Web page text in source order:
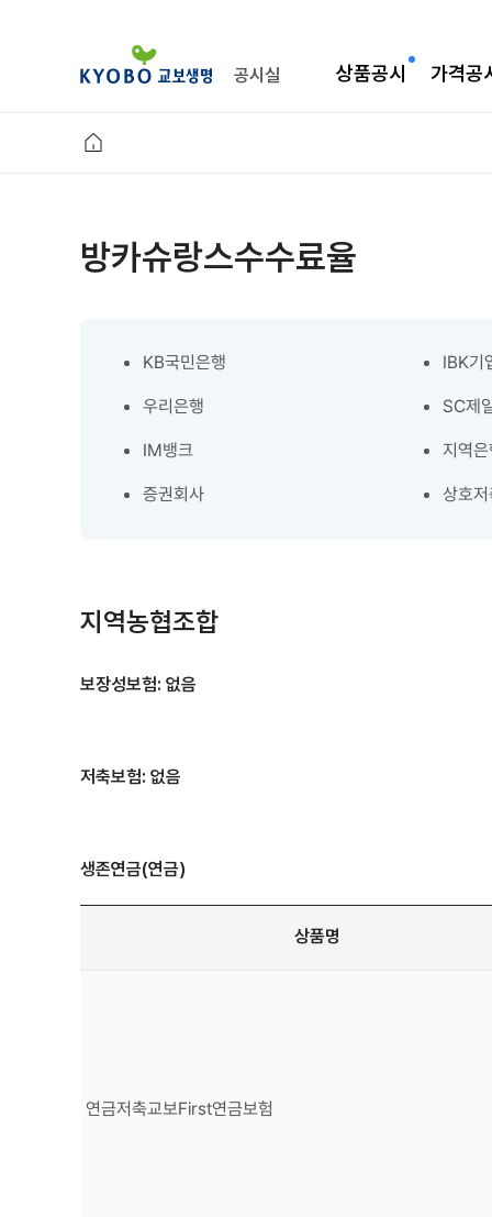
공시실 상품공시 가격공
방카슈랑스수수료율
KB국민은행 IBK기
우리은행 SC제
IM뱅크 지역
증권회사 상호
지역농협조합
보장성보험: 없음
저축보험: 없음
생존연금(연금)
상품명
연금저축교보First연금보험